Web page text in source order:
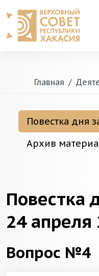
Главная
Повестка дня
Архив
Повестка
24 апреля
Вопрос №4